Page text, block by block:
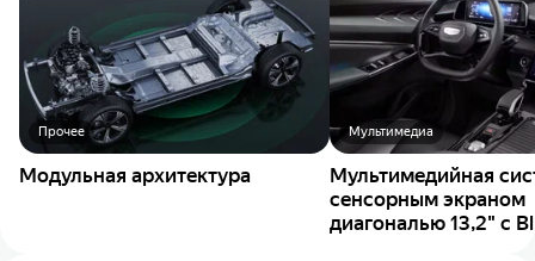
Прочее
Модульная архитектура
Мультимедиа
Мультимедийная
сенсорным экраном
диагональю 13,2" с